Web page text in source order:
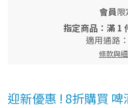
登記成為網店會員，即送$50
首次購買 啤酒花咖啡因洗髮
會員限
指定商品：滿 1
適用通路：
條款與
迎新優惠 ! 8折購買